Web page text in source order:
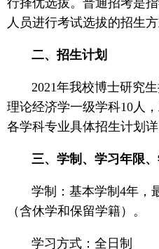
行择优选拔。普通招考是
人员进行考试选拔的招生方
二、招生计划
2021年我校博士研究
理论经济学一级学科10人
各学科专业具体招生计划详
三、学制、学习年限
学制：基本学制4年，
（含休学和保留学籍）。
学习方式：全日制